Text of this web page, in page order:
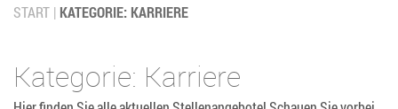
START KATEGORIE: KARRIERE
Kategorie: Karriere